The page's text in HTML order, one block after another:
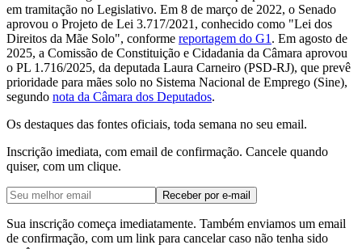
em tramitação no Legislativo. Em 8 de março de 2022, o Senado
aprovou o Projeto de Lei 3.717/2021, conhecido como "Lei dos
Direitos da Mãe Solo", conforme reportagem do G1 . Em agosto de
2025, a Comissão de Constituição e Cidadania da Câmara aprovou
o PL 1.716/2025, da deputada Laura Carneiro (PSD-RJ), que prevê
prioridade para mães solo no Sistema Nacional de Emprego (Sine),
segundo nota da Câmara dos Deputados.
Os destaques das fontes oficiais, toda semana no seu email.
Inscrição imediata, com email de confirmação. Cancele quando
quiser, com um clique.
Receber por e-mail
Sua inscrição começa imediatamente. Também enviamos um email
de confirmação, com um link para cancelar caso não tenha sido